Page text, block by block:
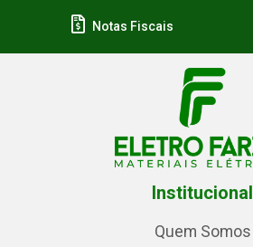
Notas Fiscais
Institucional
Quem Somos